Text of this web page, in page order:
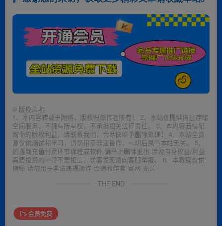
© 版权声明
1、本内容转载于网络，版权归原作者所有！ 2、本站仅提供信息存储
空间服务，不拥有所有权，不承担相关法律责任。 3、本内容若侵犯
到你的版权利益，请联系我们，会尽快给予删除处理！ 4、本站全资
源仅供测试和学习，请勿用于非法操作，一切后果与本站无关。 5、
如遇到充值付费环节课程或软件 请马上删除退出 涉及自身权益/利益
需要投资的一律不要相信，访客发现请向客服举报。 6、本教程仅供
揭秘 请勿用于非法违规操作 否则和作者 官网 无关
THE END
会员免费